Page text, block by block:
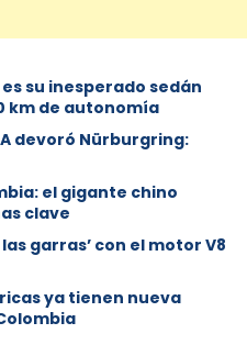
es su inesperado sedán
km de autonomía
devoró Nürburgring:
el gigante chino
clave
las garras’ con el motor V8
ya tienen nueva